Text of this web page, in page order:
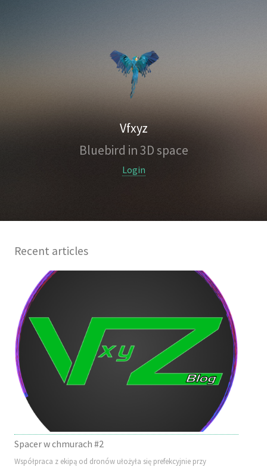
Vfxyz
Bluebird in 3D space
Login
Recent articles
Spacer w chmurach #2
Współpraca z ekipą od dronów ułożyła się prefekcyjnie przy